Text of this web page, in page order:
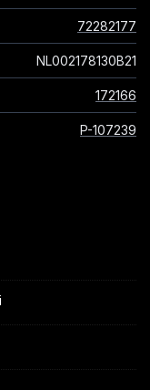
72282177
NL002178130B21
172166
P-107239